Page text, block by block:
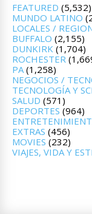
FEATURED (5,532)
MUNDO LATINO
LOCALES /
BUFFALO (2,155)
DUNKIRK (1,704)
ROCHESTER
PA (1,258)
NEGOCIOS /
TECNOLOGÍA Y
SALUD (571)
DEPORTES (964)
EXTRAS (456)
MOVIES (232)
VIAJES, VIDA Y